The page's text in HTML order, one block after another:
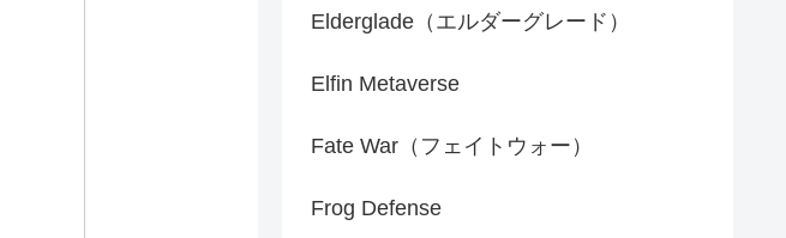
Elderglade（エルダーグレード）
Elfin Metaverse
Fate War（フェイトウォー）
Frog Defense